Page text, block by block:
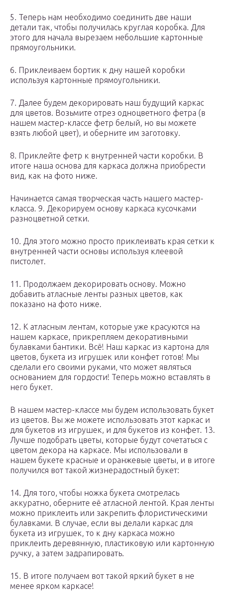
5. Теперь нам необходимо соединить две наши
детали так, чтобы получилась круглая коробка. Для
этого для начала вырезаем небольшие картонные
прямоугольники.
6. Приклеиваем бортик к дну нашей коробки
используя картонные прямоугольники.
7. Далее будем декорировать наш будущий каркас
для цветов. Возьмите отрез одноцветного фетра (в
нашем мастер-классе фетр белый, но вы можете
взять любой цвет), и оберните им заготовку.
8. Приклейте фетр к внутренней части коробки. В
итоге наша основа для каркаса должна приобрести
вид, как на фото ниже.
Начинается самая творческая часть нашего мастер-
класса. 9. Декорируем основу каркаса кусочками
разноцветной сетки.
10. Для этого можно просто приклеивать края сетки к
внутренней части основы используя клеевой
пистолет.
11. Продолжаем декорировать основу. Можно
добавить атласные ленты разных цветов, как
показано на фото ниже.
12. К атласным лентам, которые уже красуются на
нашем каркасе, прикрепляем декоративными
булавками бантики. Всё! Наш каркас из картона для
цветов, букета из игрушек или конфет готов! Мы
сделали его своими руками, что может являться
основанием для гордости! Теперь можно вставлять в
него букет.
В нашем мастер-классе мы будем использовать букет
из цветов. Вы же можете использовать этот каркас и
для букетов из игрушек, и для букетов из конфет. 13.
Лучше подобрать цветы, которые будут сочетаться с
цветом декора на каркасе. Мы использовали в
нашем букете красные и оранжевые цветы, и в итоге
получился вот такой жизнерадостный букет:
14. Для того, чтобы ножка букета смотрелась
аккуратно, оберните её атласной лентой. Края ленты
можно приклеить или закрепить флористическими
булавками. В случае, если вы делали каркас для
букета из игрушек, то к дну каркаса можно
приклеить деревянную, пластиковую или картонную
ручку, а затем задрапировать.
15. В итоге получаем вот такой яркий букет в не
менее ярком каркасе!